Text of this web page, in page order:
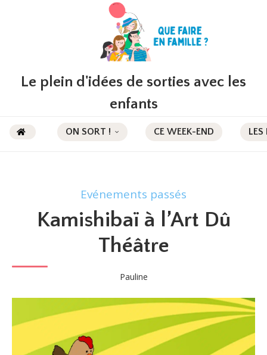
Le plein d'idées de sorties avec les
enfants
ON SORT ! CE WEEK-END LES
Evénements passés
Kamishibaï à l’Art Dû
Théâtre
Pauline